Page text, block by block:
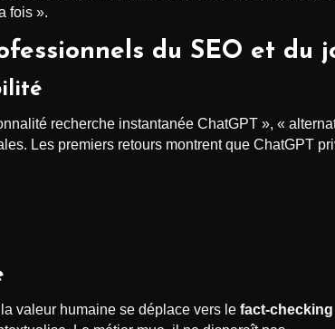
fois ».
du SEO et du
recherche instantanée ChatGPT », «
Les premiers retours montrent que ChatGPT
valeur humaine se déplace vers le fact-checking